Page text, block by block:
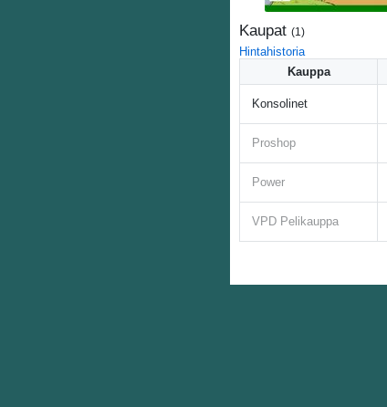
Kaupat (1 )
Hintahistoria
Kauppa
Konsolinet
Proshop
Power
VPD Pelikauppa